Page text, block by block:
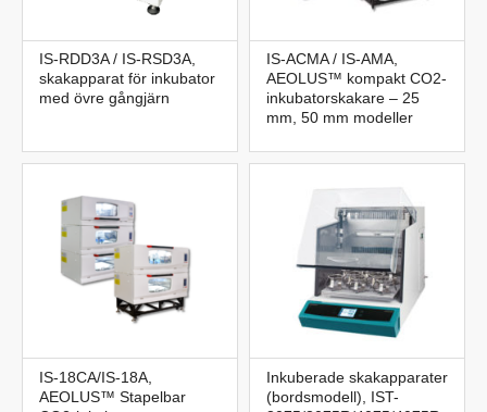
IS-RDD3A / IS-RSD3A,
skakapparat för inkubator
med övre gångjärn
IS-ACMA / IS-AMA,
AEOLUS™ kompakt CO2-
inkubatorskakare – 25
mm, 50 mm modeller
IS-18CA/IS-18A,
AEOLUS™ Stapelbar
Inkuberade skakapparater
(bordsmodell), IST-